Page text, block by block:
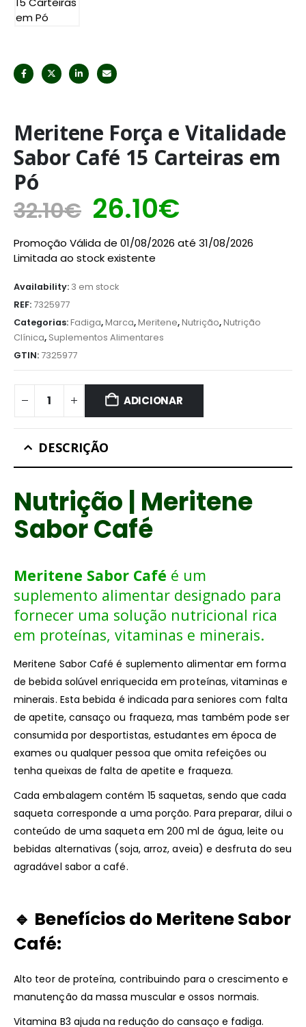
Meritene Força e Vitalidade
Sabor Café 15 Carteiras em
Pó
32.10€ 26.10€
Promoção Válida de 01/08/2026 até 31/08/2026
Limitada ao stock existente
Availability: 3 em stock
REF: 7325977
Categorias:Fadiga,Marca,Meritene,Nutrição,Nutrição
Clínica, Suplementos Alimentares
GTIN: 7325977
ADICIONAR
DESCRIÇÃO
Nutrição | Meritene
Sabor Café
Meritene Sabor Café é um
suplemento alimentar designado para
fornecer uma solução nutricional rica
em proteínas, vitaminas e minerais.
Meritene Sabor Café é suplemento alimentar em forma
de bebida solúvel enriquecida em proteínas, vitaminas e
minerais. Esta bebida é indicada para seniores com falta
de apetite, cansaço ou fraqueza, mas também pode ser
consumida por desportistas, estudantes em época de
exames ou qualquer pessoa que omita refeições ou
tenha queixas de falta de apetite e fraqueza.
Cada embalagem contém 15 saquetas, sendo que cada
saqueta corresponde a uma porção. Para preparar, dilui o
conteúdo de uma saqueta em 200 ml de água, leite ou
bebidas alternativas (soja, arroz, aveia) e desfruta do seu
agradável sabor a café.
🔹 Benefícios do Meritene Sabor
Café:
Alto teor de proteína, contribuindo para o crescimento e
manutenção da massa muscular e ossos normais.
Vitamina B3 ajuda na redução do cansaço e fadiga.